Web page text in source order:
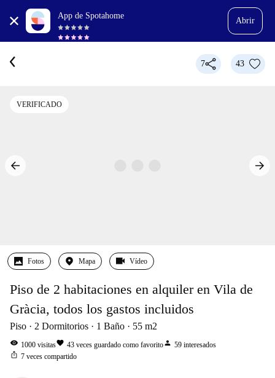
App de Spotahome
Abrir
7 43
VERIFICADO
Fotos Mapa Vídeo
Piso de 2 habitaciones en alquiler en Vila de
Gràcia, todos los gastos incluidos
Piso 2 Dormitorios 1 Baño 55 m2
visibility 1000 visitasfavorite 43 veces guardado como favoritoperson 59 interesados
ios_share 7 veces compartido